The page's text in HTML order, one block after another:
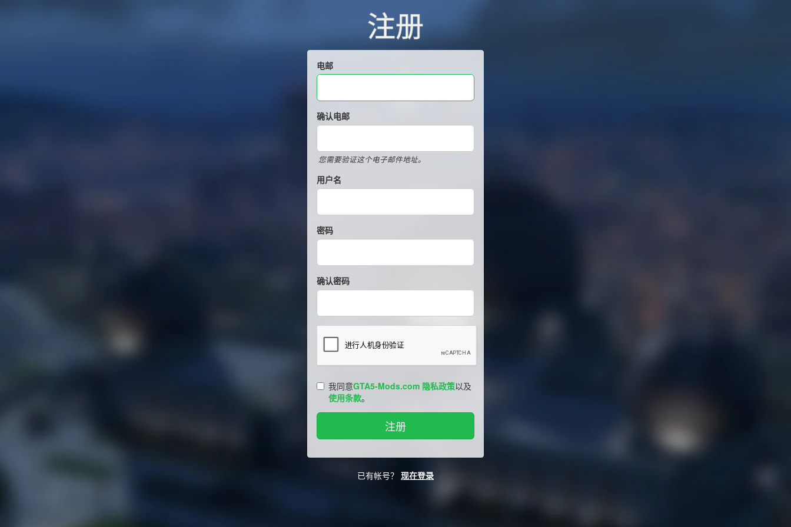
注册
电邮
确认电邮
您需要验证这个电子邮件地址。
用户名
密码
确认密码
我同意GTA5-Mods.com 隐私政策以及
使用条款。
已有帐号？ 现在登录